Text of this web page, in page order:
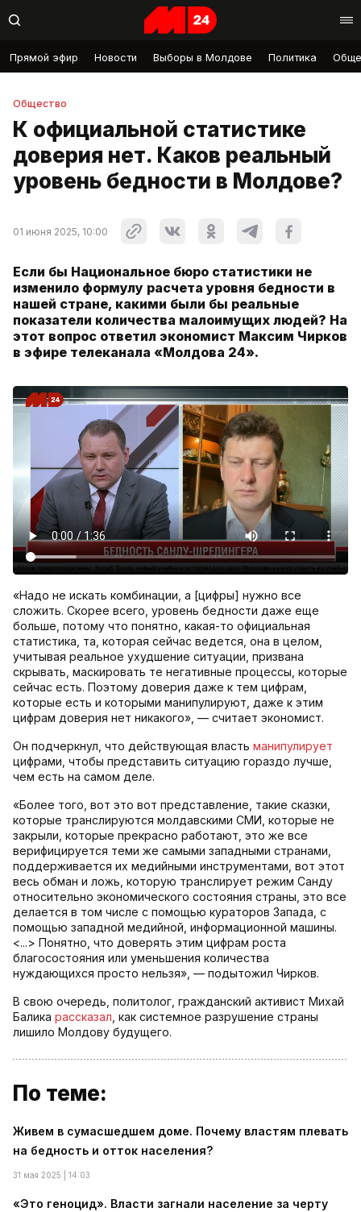
Прямой эфир Новости Выборы в Молдове Политика
Общество
К официальной статистике
доверия нет. Каков реальный
уровень бедности в Молдове?
01 июня 2025, 10:00
Если бы Национальное бюро статистики не
изменило формулу расчета уровня бедности в
нашей стране, какими были бы реальные
показатели количества малоимущих людей? На
этот вопрос ответил экономист Максим Чирков
в эфире телеканала «Молдова 24».
«Надо не искать комбинации, а [цифры] нужно все
сложить. Скорее всего, уровень бедности даже еще
больше, потому что понятно, какая-то официальная
статистика, та, которая сейчас ведется, она в целом,
учитывая реальное ухудшение ситуации, призвана
скрывать, маскировать те негативные процессы, которые
сейчас есть. Поэтому доверия даже к тем цифрам,
которые есть и которыми манипулируют, даже к этим
цифрам доверия нет никакого», — считает экономист.
Он подчеркнул, что действующая власть манипулирует
цифрами, чтобы представить ситуацию гораздо лучше,
чем есть на самом деле.
«Более того, вот это вот представление, такие сказки,
которые транслируются молдавскими СМИ, которые не
закрыли, которые прекрасно работают, это же все
верифицируется теми же самыми западными странами,
поддерживается их медийными инструментами, вот этот
весь обман и ложь, которую транслирует режим Санду
относительно экономического состояния страны, это все
делается в том числе с помощью кураторов Запада, с
помощью западной медийной, информационной машины.
<...> Понятно, что доверять этим цифрам роста
благосостояния или уменьшения количества
нуждающихся просто нельзя», — подытожил Чирков.
В свою очередь, политолог, гражданский активист Михай
Балика рассказал , как системное разрушение страны
лишило Молдову будущего.
По теме:
Живем в сумасшедшем доме. Почему властям плевать
на бедность и отток населения?
31 мая 2025 | 14:03
«Это геноцид». Власти загнали население за черту